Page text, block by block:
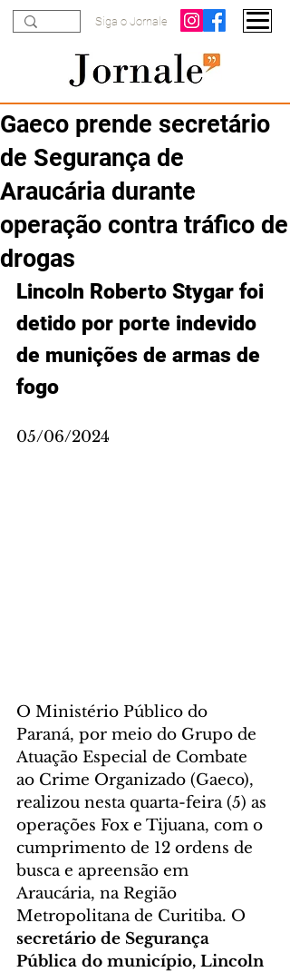
Siga o Jornale
Gaeco prende secretário
de Segurança de
Araucária durante
operação contra tráfico de
drogas
Lincoln Roberto Stygar foi
detido por porte indevido
de munições de armas de
fogo
05/06/2024
O Ministério Público do
Paraná, por meio do Grupo de
Atuação Especial de Combate
ao Crime Organizado (Gaeco),
realizou nesta quarta-feira (5) as
operações Fox e Tijuana, com o
cumprimento de 12 ordens de
busca e apreensão em
Araucária, na Região
Metropolitana de Curitiba. O
secretário de Segurança
Pública do município, Lincoln